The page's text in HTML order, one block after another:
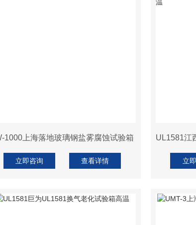
1000上海落地玻璃钢盐雾腐蚀试验箱
立即咨询 查看详情 立